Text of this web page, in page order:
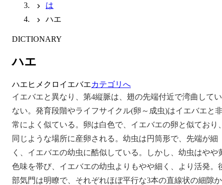
は
ハエ
DICTIONARY
ハエ
ハエ ヒメクロイエバエカテゴリへ
イエバエと異なり、第4縦脈は、翅の先端付近で湾曲してい
ない。発育段階やライフサイクル(卵～成虫)はイエバエと
常によく似ている。卵は白色で、イエバエの卵と似ており
同じような場所に産卵される。幼虫は円筒形で、先端が細
く、イエバエの幼虫に酷似している。しかし、幼虫はやや
色味を帯び、イエバエの幼虫よりもやや細く、より活発。
部気門は明瞭で、それぞれほぼ平行な3本の直線状の細隙か